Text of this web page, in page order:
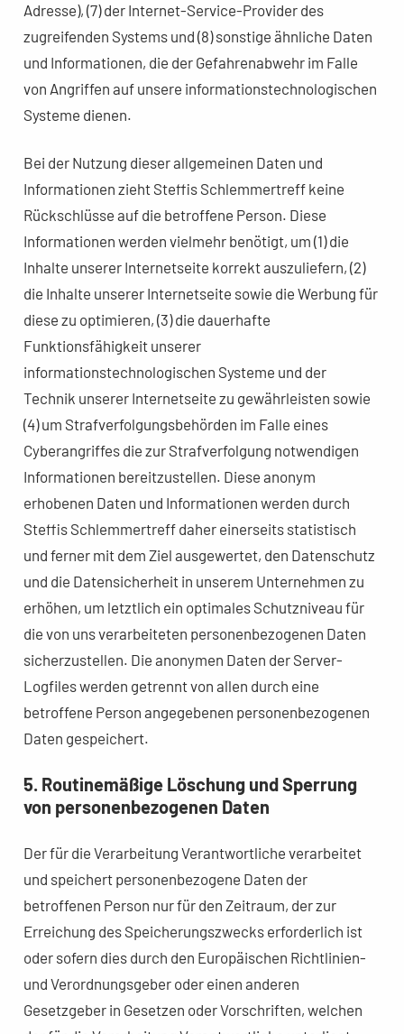
Adresse), (7) der Internet-Service-Provider des
zugreifenden Systems und (8) sonstige ähnliche Daten
und Informationen, die der Gefahrenabwehr im Falle
von Angriffen auf unsere informationstechnologischen
Systeme dienen.
Bei der Nutzung dieser allgemeinen Daten und
Informationen zieht Steffis Schlemmertreff keine
Rückschlüsse auf die betroffene Person. Diese
Informationen werden vielmehr benötigt, um (1) die
Inhalte unserer Internetseite korrekt auszuliefern, (2)
die Inhalte unserer Internetseite sowie die Werbung für
diese zu optimieren, (3) die dauerhafte
Funktionsfähigkeit unserer
informationstechnologischen Systeme und der
Technik unserer Internetseite zu gewährleisten sowie
(4) um Strafverfolgungsbehörden im Falle eines
Cyberangriffes die zur Strafverfolgung notwendigen
Informationen bereitzustellen. Diese anonym
erhobenen Daten und Informationen werden durch
Steffis Schlemmertreff daher einerseits statistisch
und ferner mit dem Ziel ausgewertet, den Datenschutz
und die Datensicherheit in unserem Unternehmen zu
erhöhen, um letztlich ein optimales Schutzniveau für
die von uns verarbeiteten personenbezogenen Daten
sicherzustellen. Die anonymen Daten der Server-
Logfiles werden getrennt von allen durch eine
betroffene Person angegebenen personenbezogenen
Daten gespeichert.
5. Routinemäßige Löschung und Sperrung
von personenbezogenen Daten
Der für die Verarbeitung Verantwortliche verarbeitet
und speichert personenbezogene Daten der
betroffenen Person nur für den Zeitraum, der zur
Erreichung des Speicherungszwecks erforderlich ist
oder sofern dies durch den Europäischen Richtlinien-
und Verordnungsgeber oder einen anderen
Gesetzgeber in Gesetzen oder Vorschriften, welchen